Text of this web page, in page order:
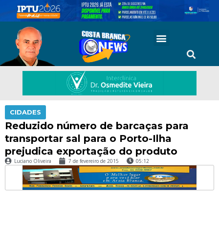
CIDADES
Reduzido número de barcaças para
transportar sal para o Porto-Ilha
prejudica exportação do produto
Luciano Oliveira 7 de fevereiro de 2015 05:12